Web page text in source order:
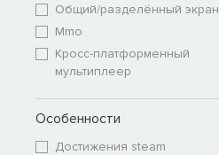
Общий/разделённый экран
Mmo
Кросс-платформенный
мультиплеер
Особенности
Достижения steam